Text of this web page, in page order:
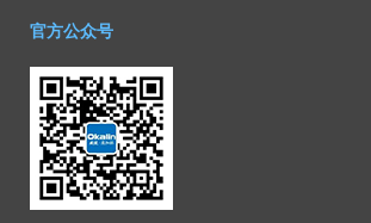
官方公众号